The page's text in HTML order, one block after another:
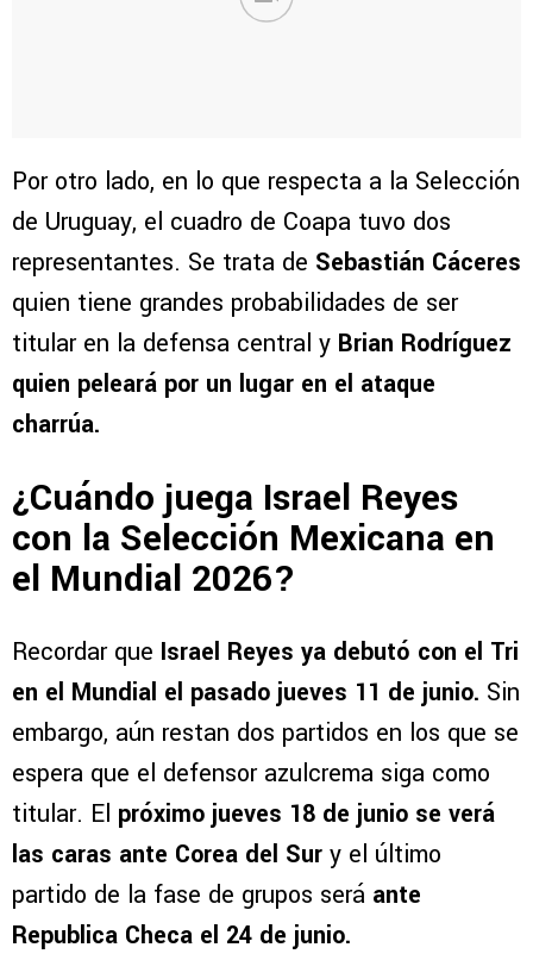
Por otro lado, en lo que respecta a la Selección
de Uruguay, el cuadro de Coapa tuvo dos
representantes. Se trata de Sebastián Cáceres
quien tiene grandes probabilidades de ser
titular en la defensa central y Brian Rodríguez
quien peleará por un lugar en el ataque
charrúa.
¿Cuándo juega Israel Reyes
con la Selección Mexicana en
el Mundial 2026?
Recordar que Israel Reyes ya debutó con el Tri
en el Mundial el pasado jueves 11 de junio. Sin
embargo, aún restan dos partidos en los que se
espera que el defensor azulcrema siga como
titular. El próximo jueves 18 de junio se verá
las caras ante Corea del Sur y el último
partido de la fase de grupos será ante
Republica Checa el 24 de junio.